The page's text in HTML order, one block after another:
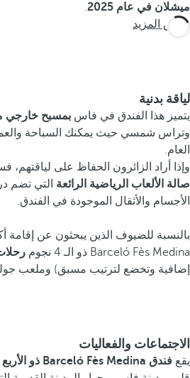
ميشلان في عام 2025
.
عرض المزيد
لياقة بدنية
يتميز هذا الفندق في فاس بمسبح خارجي
وتراس شمسي حيث يمكنك السباحة
العام.
وإذا أراد الزائرون الحفاظ على
صالة الألعاب الرياضية الرائعة التي تضم
الأجسام والأثقال الموجودة في الفندق.
بالنسبة للضيوف الذين يبحثون عن إقامة
Barceló Fès Medina ذو الـ 4 نجوم
إضافية وتخضع لترتيب مسبق) وملعب
الاجتماعات والفعاليات
يقع فندق Barceló Fès Medina ذو الأربع نجوم